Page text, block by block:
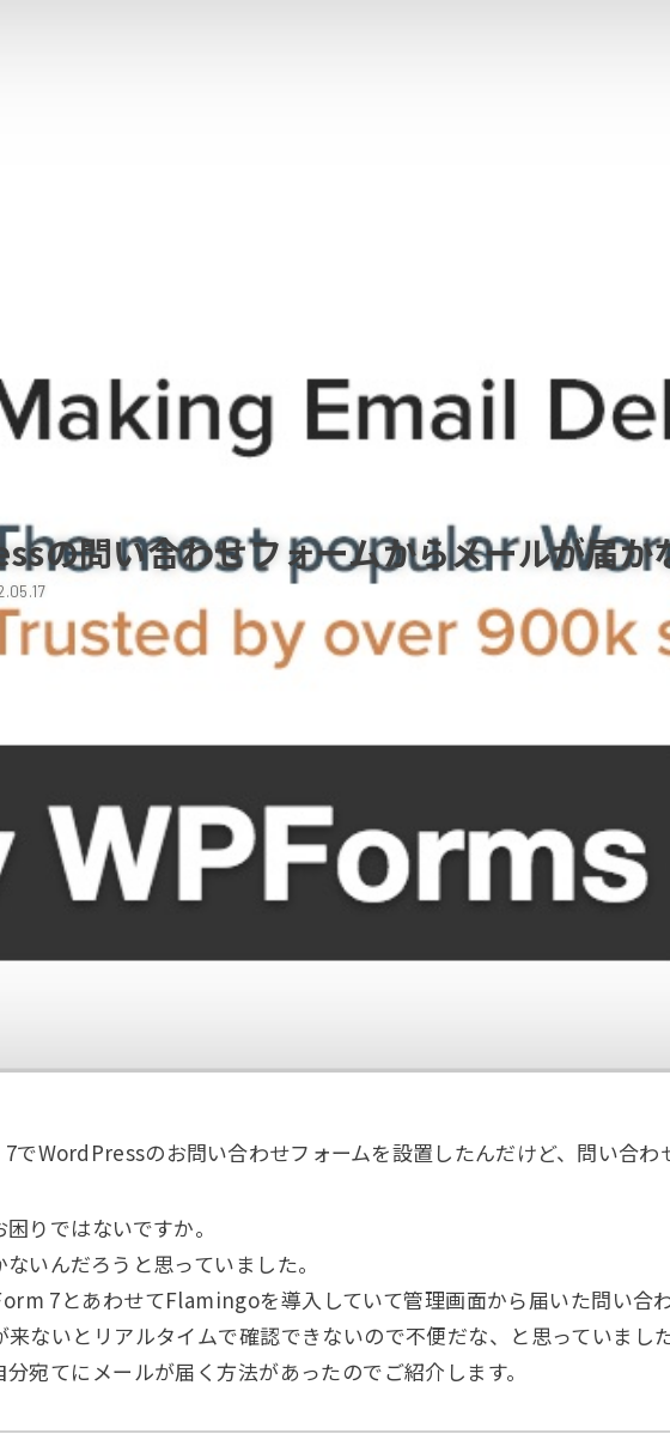
の問い合わせフォームからメールが届か
でWordPressのお問い合わせフォームを設置したんだけど、問い合わ
りではないですか。
いんだろうと思っていました。
7とあわせてFlamingoを導入していて管理画面から届いた問い合
来ないとリアルタイムで確認できないので不便だな、と思っていまし
宛てにメールが届く方法があったのでご紹介します。